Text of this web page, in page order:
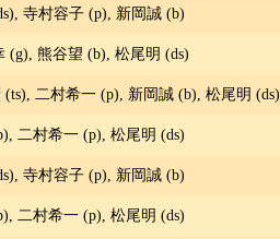
寺村容子 (p), 新岡誠 (b)
(g), 熊谷望 (b), 松尾明 (ds)
二村希一 (p), 新岡誠 (b), 松尾明 (ds)
二村希一 (p), 松尾明 (ds)
寺村容子 (p), 新岡誠 (b)
二村希一 (p), 松尾明 (ds)